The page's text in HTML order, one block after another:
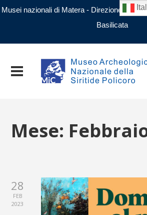
Musei nazionali di Matera - Direzione
Basilicata
Mese:
28
FEB
2023